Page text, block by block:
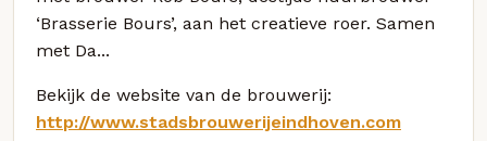
‘Brasserie Bours’, aan het creatieve roer. Samen
met Da...
Bekijk de website van de brouwerij:
http://www.stadsbrouwerijeindhoven.com